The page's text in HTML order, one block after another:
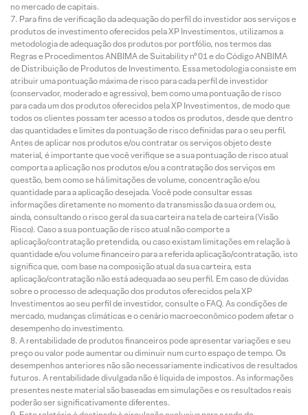
no mercado de capitais.
Para fins de verificação da adequação do perfil do investidor aos serviços e
produtos de investimento oferecidos pela XP Investimentos, utilizamos a
metodologia de adequação dos produtos por portfólio, nos termos das
Regras e Procedimentos ANBIMA de Suitability nº 01 e do Código ANBIMA
de Distribuição de Produtos de Investimento. Essa metodologia consiste em
atribuir uma pontuação máxima de risco para cada perfil de investidor
(conservador, moderado e agressivo), bem como uma pontuação de risco
para cada um dos produtos oferecidos pela XP Investimentos, de modo que
todos os clientes possam ter acesso a todos os produtos, desde que dentro
das quantidades e limites da pontuação de risco definidas para o seu perfil.
Antes de aplicar nos produtos e/ou contratar os serviços objeto deste
material, é importante que você verifique se a sua pontuação de risco atual
comporta a aplicação nos produtos e/ou a contratação dos serviços em
questão, bem como se há limitações de volume, concentração e/ou
quantidade para a aplicação desejada. Você pode consultar essas
informações diretamente no momento da transmissão da sua ordem ou,
ainda, consultando o risco geral da sua carteira na tela de carteira (Visão
Risco). Caso a sua pontuação de risco atual não comporte a
aplicação/contratação pretendida, ou caso existam limitações em relação à
quantidade e/ou volume financeiro para a referida aplicação/contratação, isto
significa que, com base na composição atual da sua carteira, esta
aplicação/contratação não está adequada ao seu perfil. Em caso de dúvidas
sobre o processo de adequação dos produtos oferecidos pela XP
Investimentos ao seu perfil de investidor, consulte o FAQ. As condições de
mercado, mudanças climáticas e o cenário macroeconômico podem afetar o
desempenho do investimento.
A rentabilidade de produtos financeiros pode apresentar variações e seu
preço ou valor pode aumentar ou diminuir num curto espaço de tempo. Os
desempenhos anteriores não são necessariamente indicativos de resultados
futuros. A rentabilidade divulgada não é líquida de impostos. As informações
presentes neste material são baseadas em simulações e os resultados reais
poderão ser significativamente diferentes.